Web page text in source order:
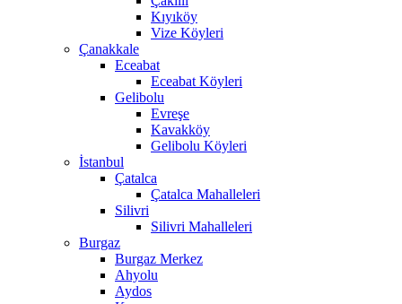
Kıyıköy
Vize Köyleri
Çanakkale
Eceabat
Eceabat Köyleri
Gelibolu
Evreşe
Kavakköy
Gelibolu Köyleri
İstanbul
Çatalca
Çatalca Mahalleleri
Silivri
Silivri Mahalleleri
Burgaz
Burgaz Merkez
Ahyolu
Aydos